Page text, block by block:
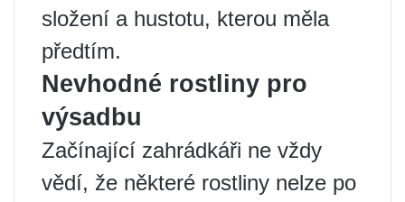
složení a hustotu, kterou měla
předtím.
Nevhodné rostliny pro
výsadbu
Začínající zahrádkáři ne vždy
vědí, že některé rostliny nelze po